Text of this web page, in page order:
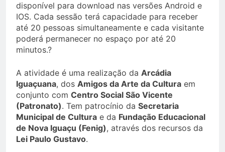
disponível para download nas versões Android e
IOS. Cada sessão terá capacidade para receber
até 20 pessoas simultaneamente e cada visitante
poderá permanecer no espaço por até 20
minutos.?
A atividade é uma realização da Arcádia
Iguaçuana, dos Amigos da Arte da Cultura em
conjunto com Centro Social São Vicente
(Patronato). Tem patrocínio da Secretaria
Municipal de Cultura e da Fundação Educacional
de Nova Iguaçu (Fenig), através dos recursos da
Lei Paulo Gustavo.